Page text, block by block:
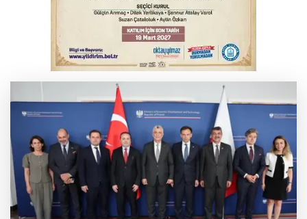
Serbest piyasada döviz fiyatları
Serbest piyasada altın fiyatları...